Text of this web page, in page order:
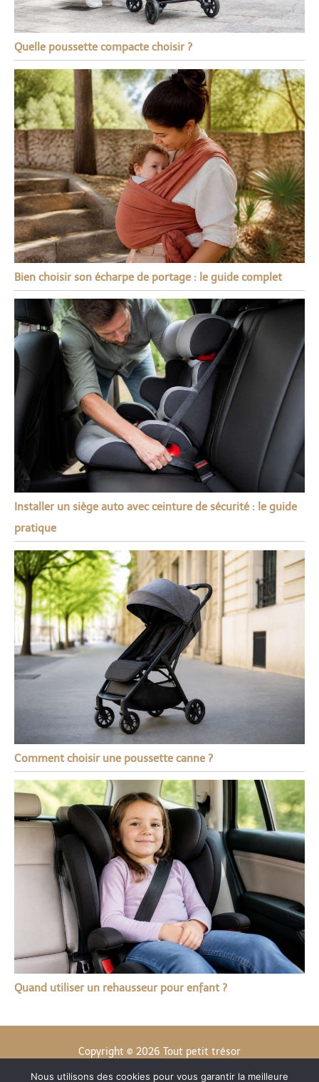
Quelle poussette compacte choisir ?
Bien choisir son écharpe de portage : le guide complet
Installer un siège auto avec ceinture de sécurité : le guide
pratique
Comment choisir une poussette canne ?
Quand utiliser un rehausseur pour enfant ?
Copyright © 2026 Tout petit trésor
Contact
Nous utilisons des cookies pour vous garantir la meilleure